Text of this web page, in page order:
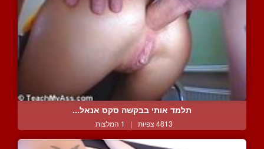
תלמד אותי בבקשה סקס אנאל...
4813 צפיות | 1 המלצות